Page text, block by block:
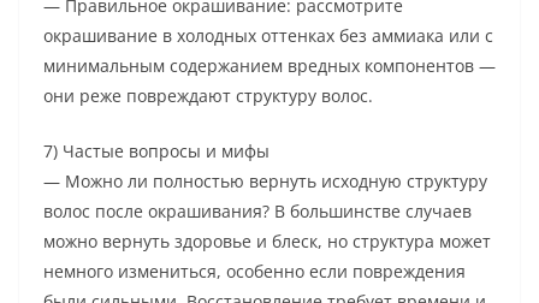
— Правильное окрашивание: рассмотрите
окрашивание в холодных оттенках без аммиака или с
минимальным содержанием вредных компонентов —
они реже повреждают структуру волос.
7) Частые вопросы и мифы
— Можно ли полностью вернуть исходную структуру
волос после окрашивания? В большинстве случаев
можно вернуть здоровье и блеск, но структура может
немного измениться, особенно если повреждения